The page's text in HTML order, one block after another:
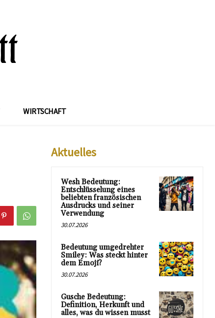
WIRTSCHAFT
Aktuelles
Wesh Bedeutung:
Entschlüsselung eines
beliebten französischen
Ausdrucks und seiner
Verwendung
30.07.2026
Bedeutung umgedrehter
Smiley: Was steckt hinter
dem Emoji?
30.07.2026
Gusche Bedeutung:
Definition, Herkunft und
alles, was du wissen musst